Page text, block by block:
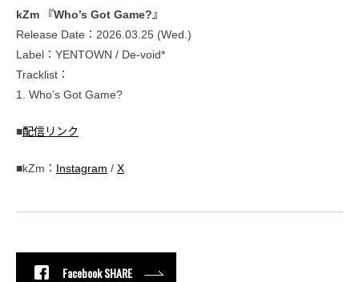
kZm 『Who’s Got Game?』
Release Date：2026.03.25 (Wed.)
Label：YENTOWN / De-void*
Tracklist：
1. Who’s Got Game?
■配信リンク
■kZm： Instagram / X
Facebook SHARE